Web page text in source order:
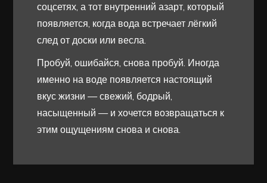
соцсетях, а тот внутренний азарт, который
появляется, когда вода встречает лёгкий
след от доски или весла.
Пробуй, ошибайся, снова пробуй. Иногда
именно на воде появляется настоящий
вкус жизни — свежий, бодрый,
насыщенный — и хочется возвращаться к
этим ощущениям снова и снова.